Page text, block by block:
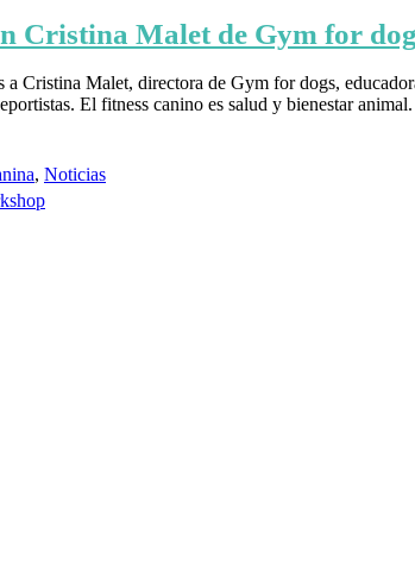
Cristina Malet de Gym for
Cristina Malet, directora de Gym for dogs,
El fitness canino es salud y bienestar
, Noticias